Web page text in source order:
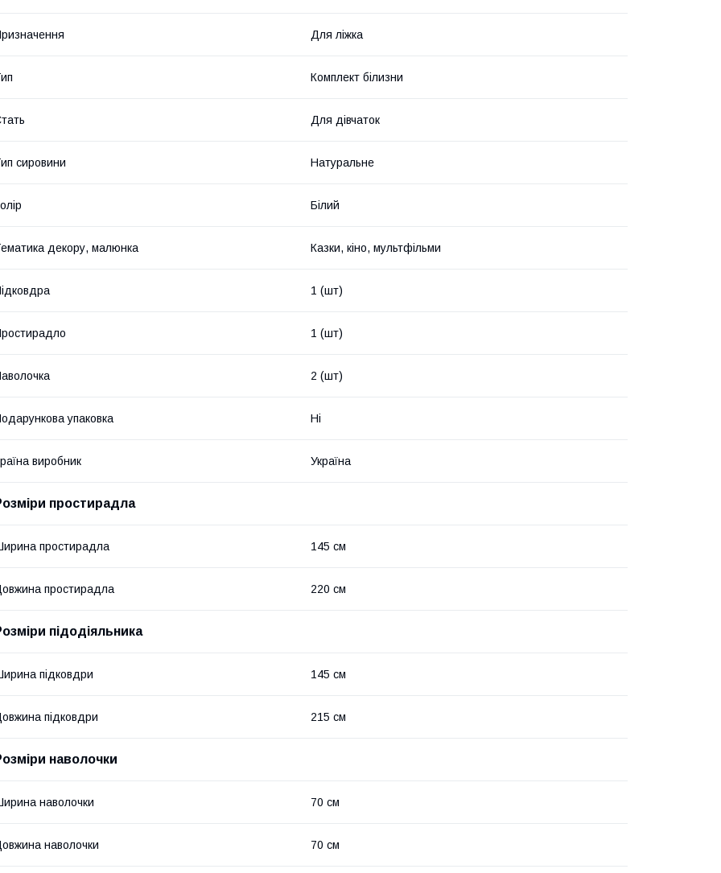
Для ліжка
Комплект білизни
Для дівчаток
сировини Натуральне
Білий
декору, малюнка Казки, кіно, мультфільми
1 (шт)
1 (шт)
2 (шт)
упаковка Ні
виробник Україна
простирадла
простирадла 145 см
простирадла 220 см
підодіяльника
підковдри 145 см
підковдри 215 см
наволочки
наволочки 70 см
наволочки 70 см